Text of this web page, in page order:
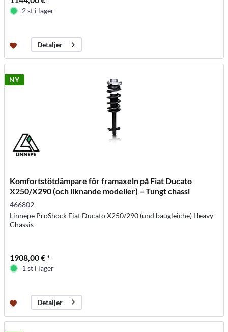
2 st i lager
Detaljer
NY
Komfortstötdämpare för framaxeln på Fiat Ducato
X250/X290 (och liknande modeller) – Tungt chassi
466802
Linnepe ProShock Fiat Ducato X250/290 (und baugleiche) Heavy
Chassis
1908,00 € *
1 st i lager
Detaljer